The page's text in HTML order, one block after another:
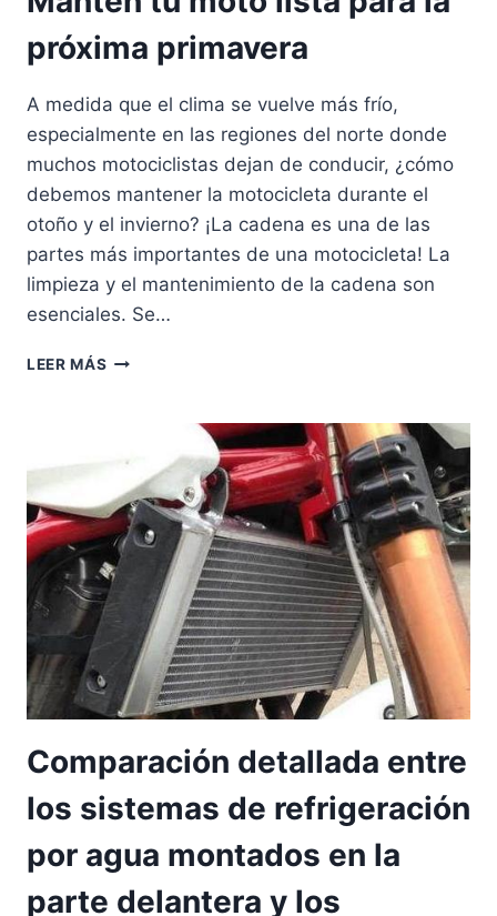
próxima primavera
A medida que el clima se vuelve más frío,
especialmente en las regiones del norte donde
muchos motociclistas dejan de conducir, ¿cómo
debemos mantener la motocicleta durante el
otoño y el invierno? ¡La cadena es una de las
partes más importantes de una motocicleta! La
limpieza y el mantenimiento de la cadena son
esenciales. Se…
LEER MÁS
M
A
N
T
E
I
E
T
O
D
E
M
O
T
Comparación detallada entre
los sistemas de refrigeración
por agua montados en la
parte delantera y los